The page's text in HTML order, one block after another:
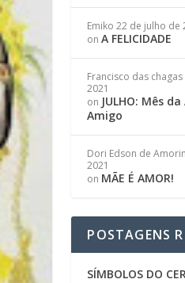
Emiko 22 de julho de
onA FELICIDADE
Francisco das chagas
2021
on JULHO: Mês
Amigo
Dori Edson de
2021
on MÃE É AMOR!
POSTAGENS
SÍMBOLOS DO